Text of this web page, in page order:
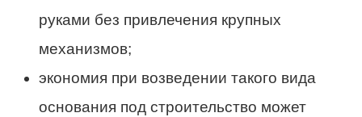
руками без привлечения крупных
механизмов;
экономия при возведении такого вида
основания под строительство может